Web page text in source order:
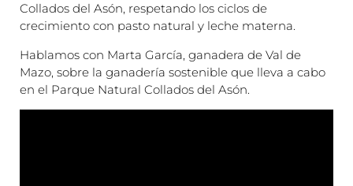
Collados del Asón, respetando los ciclos de
crecimiento con pasto natural y leche materna.
Hablamos con Marta García, ganadera de Val de
Mazo, sobre la ganadería sostenible que lleva a cabo
en el Parque Natural Collados del Asón.